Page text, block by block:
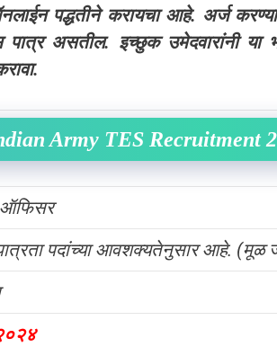
पद्धतीने करायचा आहे. अर्ज
पात्र असतील. इच्छुक उमेदवारांनी
Army TES Recruitment
पदांच्या आवशक्यतेनुसार आहे. (मूळ